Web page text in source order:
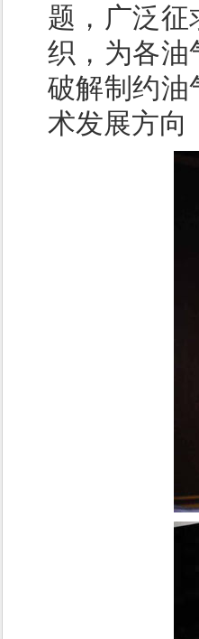
题，广泛征
织，为各油
破解制约油
术发展方向